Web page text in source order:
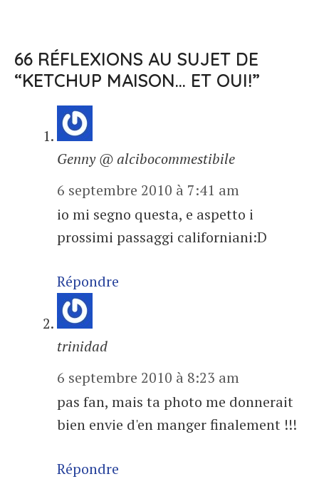
66 RÉFLEXIONS AU SUJET DE
“KETCHUP MAISON… ET OUI!”
Genny @ alcibocommestibile
6 septembre 2010 à 7:41 am
io mi segno questa, e aspetto i
prossimi passaggi californiani:D
Répondre
trinidad
6 septembre 2010 à 8:23 am
pas fan, mais ta photo me donnerait
bien envie d'en manger finalement !!!
Répondre